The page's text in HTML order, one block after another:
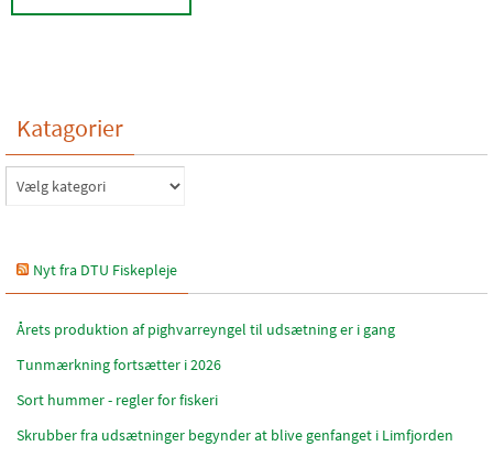
Katagorier
Katagorier
Nyt fra DTU Fiskepleje
Årets produktion af pighvarreyngel til udsætning er i gang
Tunmærkning fortsætter i 2026
Sort hummer - regler for fiskeri
Skrubber fra udsætninger begynder at blive genfanget i Limfjorden